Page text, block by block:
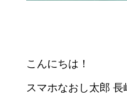
こんにちは！
スマホなおし太郎 長